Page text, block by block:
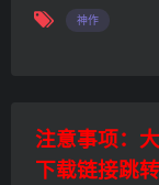
神作
注意事项：
下载链接跳